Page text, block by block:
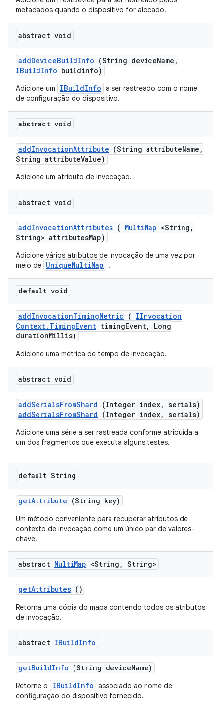
metadados quando o dispositivo for alocado.
abstract void
addDeviceBuildInfo (String deviceName ,
IBuildInfo buildinfo)
Adicione um IBuildInfo a ser rastreado com o nome
de configuração do dispositivo.
abstract void
addInvocationAttribute (String attributeName ,
String attributeValue)
Adicione um atributo de invocação.
abstract void
addInvocationAttributes ( MultiMap <String ,
String> attributesMap)
Adicione vários atributos de invocação de uma vez por
meio de UniqueMultiMap .
default void
addInvocationTimingMetric ( IInvocation
Context. TimingEvent timingEvent,
Long
durationMillis)
Adicione uma métrica de tempo de invocação.
abstract void
addSerialsFromShard (Integer index, serials)
addSerialsFromShard (Integer index, serials)
Adicione uma série a ser rastreada conforme atribuída a
um dos fragmentos que executa alguns testes.
default String
getAttribute (String key)
Um método conveniente para recuperar atributos de
contexto de invocação como um único par de valores-
chave.
abstract MultiMap <String , String>
getAttributes ()
Retorna uma cópia do mapa contendo todos os atributos
de invocação.
abstract IBuildInfo
getBuildInfo (String deviceName)
Retorne o IBuildInfo associado ao nome de
configuração do dispositivo fornecido.